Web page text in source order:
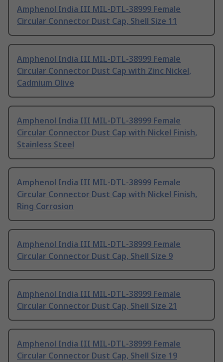
Amphenol India III MIL-DTL-38999 Female
Circular Connector Dust Cap, Shell Size 11
Amphenol India III MIL-DTL-38999 Female
Circular Connector Dust Cap with Zinc Nickel,
Cadmium Olive
Amphenol India III MIL-DTL-38999 Female
Circular Connector Dust Cap with Nickel Finish,
Stainless Steel
Amphenol India III MIL-DTL-38999 Female
Circular Connector Dust Cap with Nickel Finish,
Ring Corrosion
Amphenol India III MIL-DTL-38999 Female
Circular Connector Dust Cap, Shell Size 9
Amphenol India III MIL-DTL-38999 Female
Circular Connector Dust Cap, Shell Size 21
Amphenol India III MIL-DTL-38999 Female
Circular Connector Dust Cap, Shell Size 19